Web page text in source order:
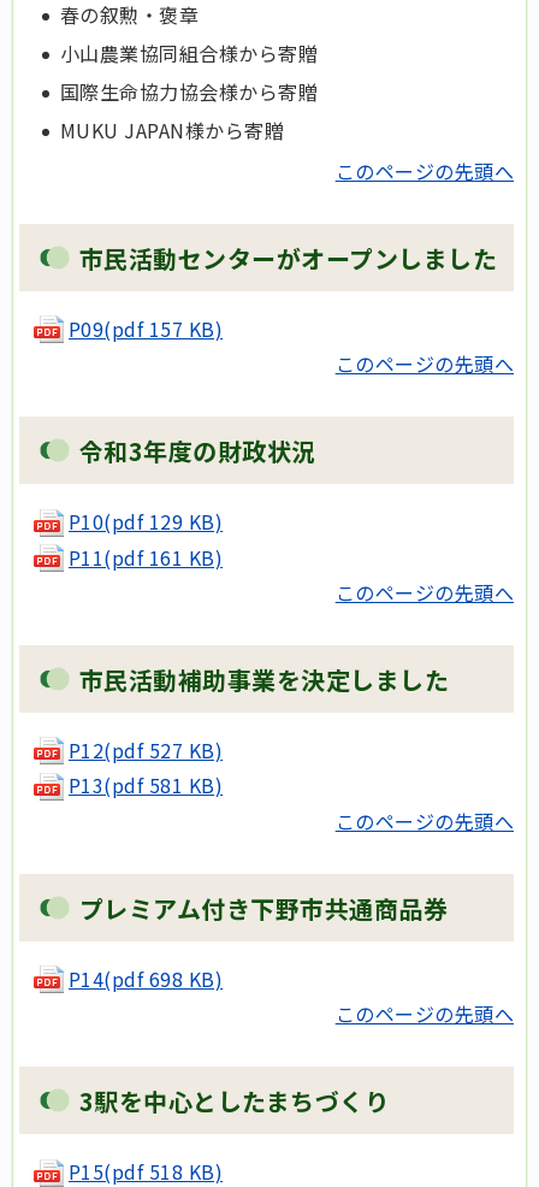
春の叙勲・褒章
小山農業協同組合様から寄贈
国際生命協力協会様から寄贈
MUKU JAPAN様から寄贈
このページの先頭へ
市民活動センターがオープンしました
P09(pdf 157 KB)
このページの先頭へ
令和3年度の財政状況
P10(pdf 129 KB)
P11(pdf 161 KB)
このページの先頭へ
市民活動補助事業を決定しました
P12(pdf 527 KB)
P13(pdf 581 KB)
このページの先頭へ
プレミアム付き下野市共通商品券
P14(pdf 698 KB)
このページの先頭へ
3駅を中心としたまちづくり
P15(pdf 518 KB)